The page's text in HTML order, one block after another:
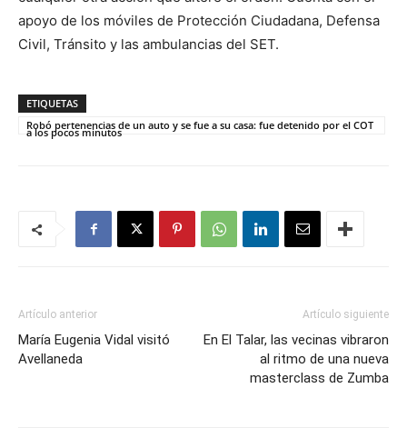
apoyo de los móviles de Protección Ciudadana, Defensa
Civil, Tránsito y las ambulancias del SET.
ETIQUETAS
Robó pertenencias de un auto y se fue a su casa: fue detenido por el COT
a los pocos minutos
Artículo anterior
María Eugenia Vidal visitó
Avellaneda
Artículo siguiente
En El Talar, las vecinas vibraron
al ritmo de una nueva
masterclass de Zumba